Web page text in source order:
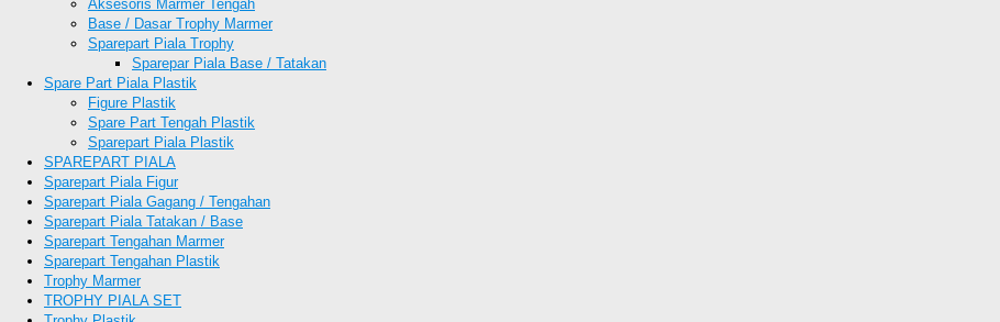
Aksesoris Marmer Tengah
Base / Dasar Trophy Marmer
Sparepart Piala Trophy
Sparepar Piala Base / Tatakan
Spare Part Piala Plastik
Figure Plastik
Spare Part Tengah Plastik
Sparepart Piala Plastik
SPAREPART PIALA
Sparepart Piala Figur
Sparepart Piala Gagang / Tengahan
Sparepart Piala Tatakan / Base
Sparepart Tengahan Marmer
Sparepart Tengahan Plastik
Trophy Marmer
TROPHY PIALA SET